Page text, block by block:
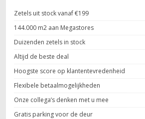
Zetels uit stock vanaf €199
144.000 m2 aan Megastores
Duizenden zetels in stock
Altijd de beste deal
Hoogste score op klantentevredenheid
Flexibele betaalmogelijkheden
Onze collega’s denken met u mee
Gratis parking voor de deur